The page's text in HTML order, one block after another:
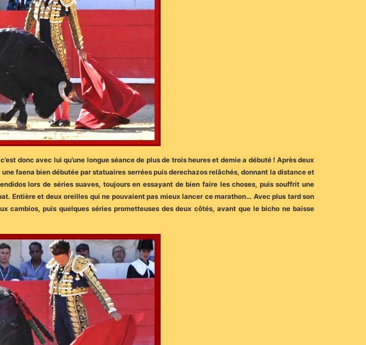
donc avec lui qu’une longue séance de plus de trois heures et demie a débuté ! Après deux
faena bien débutée par statuaires serrées puis derechazos relâchés, donnant la distance et
lors de séries suaves, toujours en essayant de bien faire les choses, puis souffrit une
Entière et deux oreilles qui ne pouvaient pas mieux lancer ce marathon… Avec plus tard son
cambios, puis quelques séries prometteuses des deux côtés, avant que le bicho ne baisse